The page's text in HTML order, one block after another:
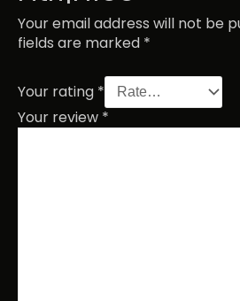
Your email address will not be
fields are marked *
Your rating *
Your review *